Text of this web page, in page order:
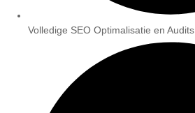
Volledige SEO Optimalisatie en Audits